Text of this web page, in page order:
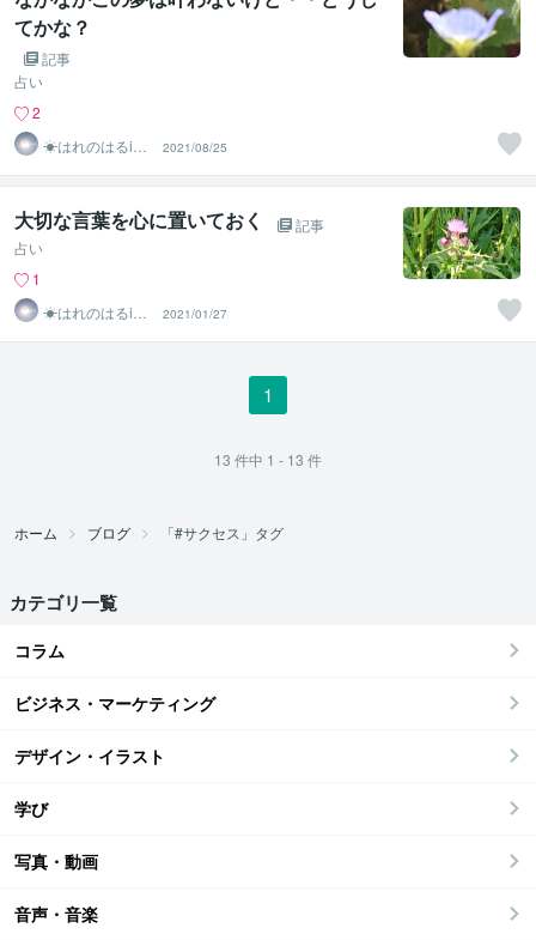
てかな？
記事
占い
2
☀はれのはるiec
∞◉
2021/08/25
大切な言葉を心に置いておく
記事
占い
1
☀はれのはるiec
∞◉
2021/01/27
1
13 件中 1 - 13 件
ホーム ブログ 「#サクセス」タグ
カテゴリ一覧
コラム
ビジネス・マーケティング
デザイン・イラスト
学び
写真・動画
音声・音楽